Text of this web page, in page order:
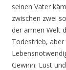
seinen Vater
zwischen zwei
der armen Welt
Todestrieb, aber
Gewinn: Lust